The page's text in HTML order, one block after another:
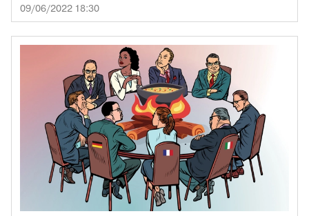
09/06/2022 18:30